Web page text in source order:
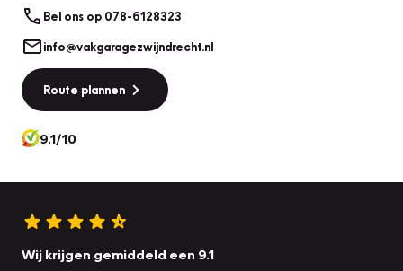
Bel ons op 078-6128323
info@vakgaragezwijndrecht.nl
Route plannen
9.1/10
Wij krijgen gemiddeld een 9.1